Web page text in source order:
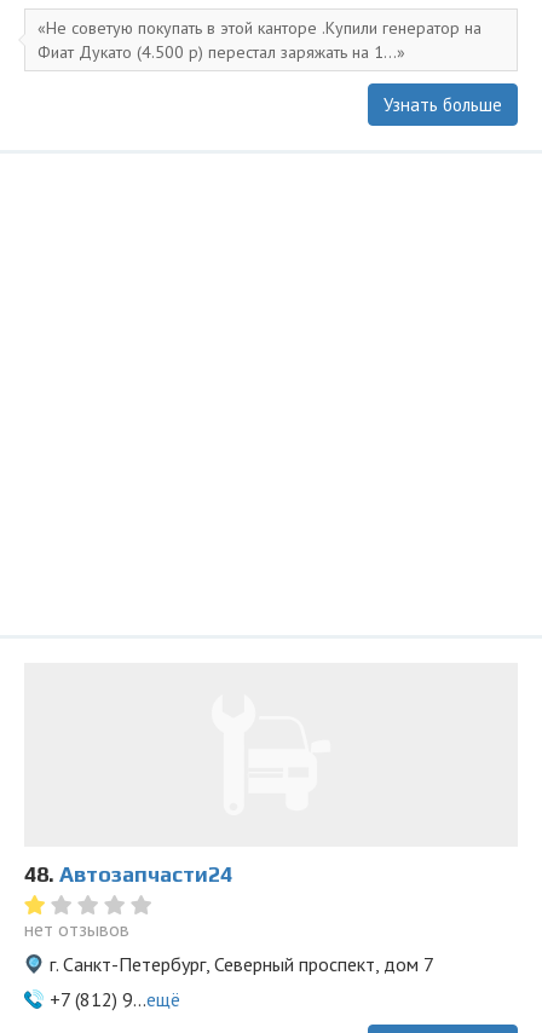
Не советую покупать в этой канторе .Купили генератор на
Фиат Дукато (4.500 р) перестал заряжать на 1...
Узнать больше
48. Автозапчасти24
нет отзывов
г. Санкт-Петербург, Северный проспект, дом 7
+7 (812) 9...ещё